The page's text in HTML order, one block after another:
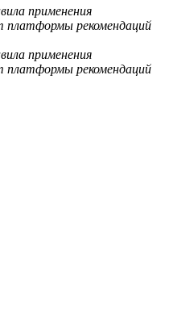
применения
платформы рекомендаций
применения
платформы рекомендаций